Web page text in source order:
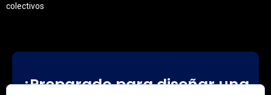
colectivos
¿Preparado para diseñar una